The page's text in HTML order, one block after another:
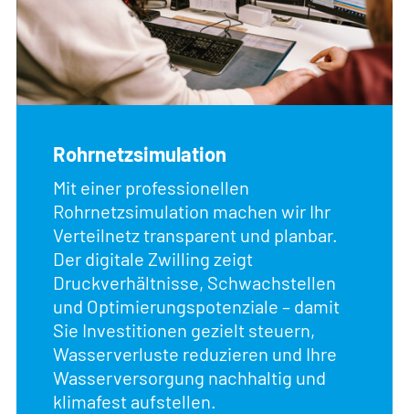
Rohrnetzsimulation
Mit einer professionellen
Rohrnetzsimulation machen wir Ihr
Verteilnetz transparent und planbar.
Der digitale Zwilling zeigt
Druckverhältnisse, Schwachstellen
und Optimierungspotenziale – damit
Sie Investitionen gezielt steuern,
Wasserverluste reduzieren und Ihre
Wasserversorgung nachhaltig und
klimafest aufstellen.